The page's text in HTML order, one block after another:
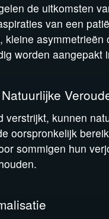
de uitkomsten
van een
kleine
worden aangepakt
verstrijkt, kunnen
oorspronkelijk
sommigen hun